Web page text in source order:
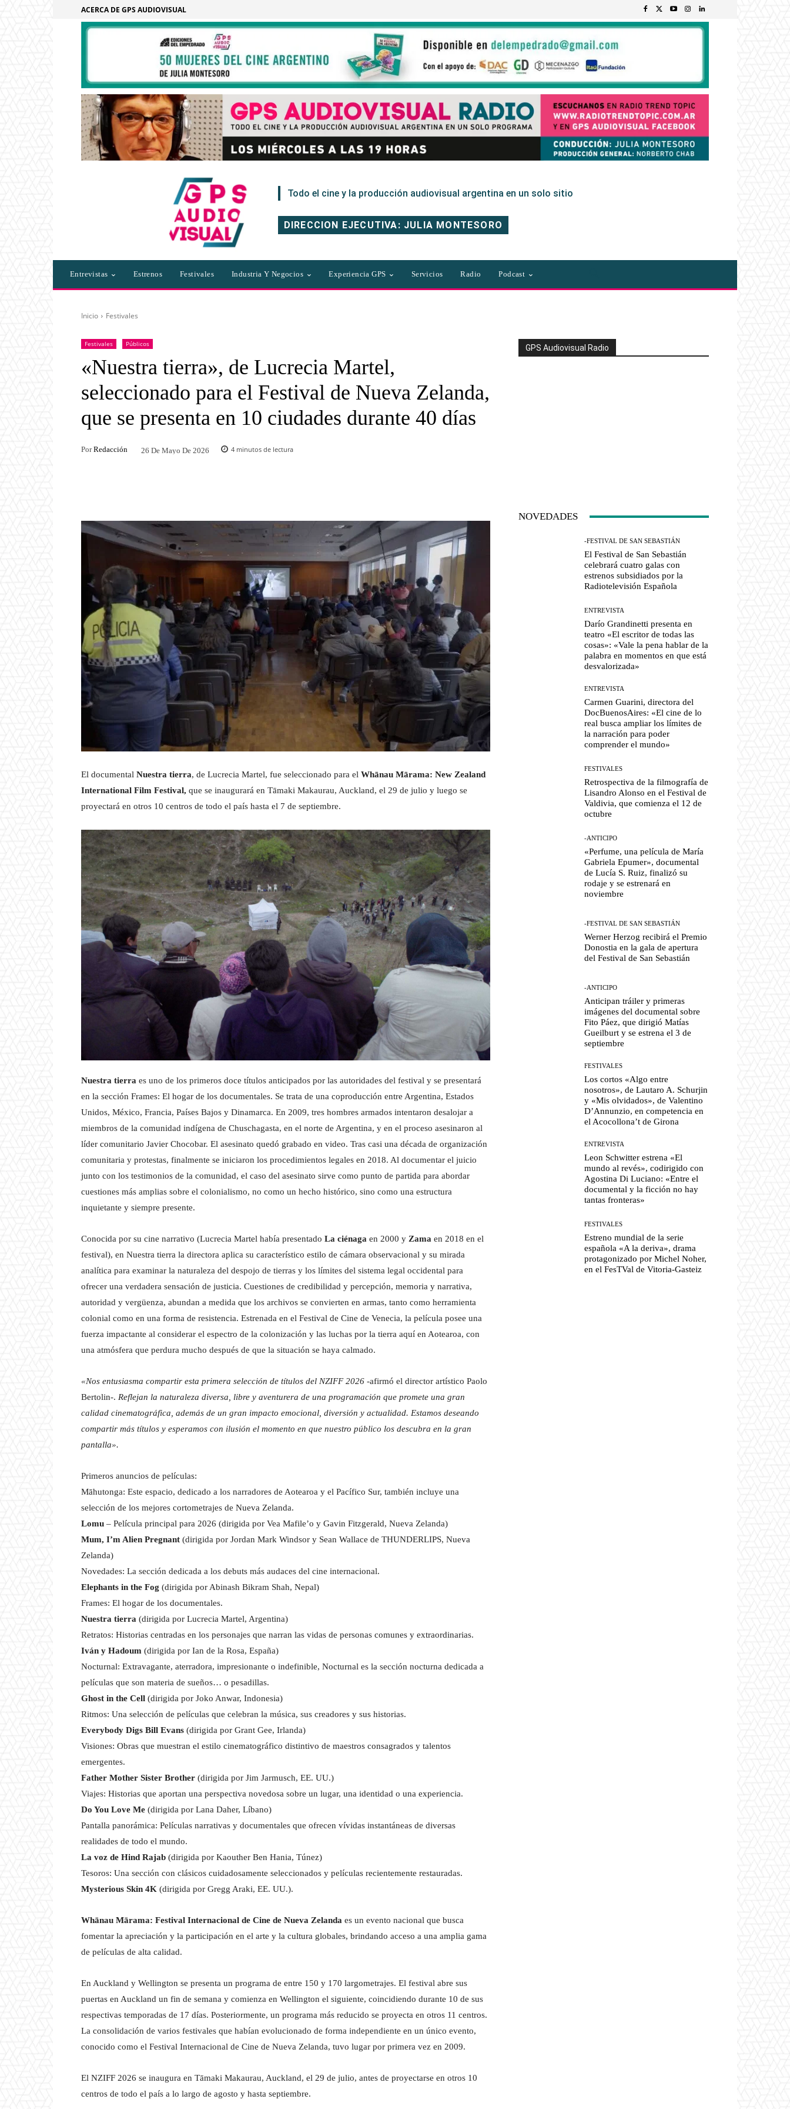
ACERCA DE GPS AUDIOVISUAL
Todo el cine y la producción audiovisual argentina en un solo sitio
DIRECCION EJECUTIVA: JULIA MONTESORO
Entrevistas Estrenos Festivales Industria Y Negocios Experiencia GPS Servicios Radio Podcast
Inicio Festivales
Festivales Públicos
«Nuestra tierra», de Lucrecia Martel,
seleccionado para el Festival de Nueva Zelanda,
que se presenta en 10 ciudades durante 40 días
Por Redacción 26 De Mayo De 2026 4 minutos de lectura
El documental Nuestra tierra, de Lucrecia Martel, fue seleccionado para el Whānau Mārama: New Zealand
International Film Festival, que se inaugurará en Tāmaki Makaurau, Auckland, el 29 de julio y luego se
proyectará en otros 10 centros de todo el país hasta el 7 de septiembre.
Nuestra tierra es uno de los primeros doce títulos anticipados por las autoridades del festival y se presentará
en la sección Frames: El hogar de los documentales. Se trata de una coproducción entre Argentina, Estados
Unidos, México, Francia, Países Bajos y Dinamarca. En 2009, tres hombres armados intentaron desalojar a
miembros de la comunidad indígena de Chuschagasta, en el norte de Argentina, y en el proceso asesinaron al
líder comunitario Javier Chocobar. El asesinato quedó grabado en video. Tras casi una década de organización
comunitaria y protestas, finalmente se iniciaron los procedimientos legales en 2018. Al documentar el juicio
junto con los testimonios de la comunidad, el caso del asesinato sirve como punto de partida para abordar
cuestiones más amplias sobre el colonialismo, no como un hecho histórico, sino como una estructura
inquietante y siempre presente.
Conocida por su cine narrativo (Lucrecia Martel había presentado La ciénaga en 2000 y Zama en 2018 en el
festival), en Nuestra tierra la directora aplica su característico estilo de cámara observacional y su mirada
analítica para examinar la naturaleza del despojo de tierras y los límites del sistema legal occidental para
ofrecer una verdadera sensación de justicia. Cuestiones de credibilidad y percepción, memoria y narrativa,
autoridad y vergüenza, abundan a medida que los archivos se convierten en armas, tanto como herramienta
colonial como en una forma de resistencia. Estrenada en el Festival de Cine de Venecia, la película posee una
fuerza impactante al considerar el espectro de la colonización y las luchas por la tierra aquí en Aotearoa, con
una atmósfera que perdura mucho después de que la situación se haya calmado.
«Nos entusiasma compartir esta primera selección de títulos del NZIFF 2026 -afirmó el director artístico Paolo
Bertolin-. Reflejan la naturaleza diversa, libre y aventurera de una programación que promete una gran
calidad cinematográfica, además de un gran impacto emocional, diversión y actualidad. Estamos deseando
compartir más títulos y esperamos con ilusión el momento en que nuestro público los descubra en la gran
pantalla».
Primeros anuncios de películas:
Māhutonga: Este espacio, dedicado a los narradores de Aotearoa y el Pacífico Sur, también incluye una
selección de los mejores cortometrajes de Nueva Zelanda.
Lomu – Película principal para 2026 (dirigida por Vea Mafile’o y Gavin Fitzgerald, Nueva Zelanda)
Mum, I’m Alien Pregnant (dirigida por Jordan Mark Windsor y Sean Wallace de THUNDERLIPS, Nueva
Zelanda)
Novedades: La sección dedicada a los debuts más audaces del cine internacional.
Elephants in the Fog (dirigida por Abinash Bikram Shah, Nepal)
Frames: El hogar de los documentales.
Nuestra tierra (dirigida por Lucrecia Martel, Argentina)
Retratos: Historias centradas en los personajes que narran las vidas de personas comunes y extraordinarias.
Iván y Hadoum (dirigida por Ian de la Rosa, España)
Nocturnal: Extravagante, aterradora, impresionante o indefinible, Nocturnal es la sección nocturna dedicada a
películas que son materia de sueños… o pesadillas.
Ghost in the Cell (dirigida por Joko Anwar, Indonesia)
Ritmos: Una selección de películas que celebran la música, sus creadores y sus historias.
Everybody Digs Bill Evans (dirigida por Grant Gee, Irlanda)
Visiones: Obras que muestran el estilo cinematográfico distintivo de maestros consagrados y talentos
emergentes.
Father Mother Sister Brother (dirigida por Jim Jarmusch, EE. UU.)
Viajes: Historias que aportan una perspectiva novedosa sobre un lugar, una identidad o una experiencia.
Do You Love Me (dirigida por Lana Daher, Líbano)
Pantalla panorámica: Películas narrativas y documentales que ofrecen vívidas instantáneas de diversas
realidades de todo el mundo.
La voz de Hind Rajab (dirigida por Kaouther Ben Hania, Túnez)
Tesoros: Una sección con clásicos cuidadosamente seleccionados y películas recientemente restauradas.
Mysterious Skin 4K (dirigida por Gregg Araki, EE. UU.).
Whānau Mārama: Festival Internacional de Cine de Nueva Zelanda es un evento nacional que busca
fomentar la apreciación y la participación en el arte y la cultura globales, brindando acceso a una amplia gama
de películas de alta calidad.
En Auckland y Wellington se presenta un programa de entre 150 y 170 largometrajes. El festival abre sus
puertas en Auckland un fin de semana y comienza en Wellington el siguiente, coincidiendo durante 10 de sus
respectivas temporadas de 17 días. Posteriormente, un programa más reducido se proyecta en otros 11 centros.
La consolidación de varios festivales que habían evolucionado de forma independiente en un único evento,
conocido como el Festival Internacional de Cine de Nueva Zelanda, tuvo lugar por primera vez en 2009.
El NZIFF 2026 se inaugura en Tāmaki Makaurau, Auckland, el 29 de julio, antes de proyectarse en otros 10
centros de todo el país a lo largo de agosto y hasta septiembre.
GPS Audiovisual Radio
NOVEDADES
-FESTIVAL DE SAN SEBASTIÁN
El Festival de San Sebastián
celebrará cuatro galas con
estrenos subsidiados por la
Radiotelevisión Española
ENTREVISTA
Darío Grandinetti presenta en
teatro «El escritor de todas las
cosas»: «Vale la pena hablar de la
palabra en momentos en que está
desvalorizada»
ENTREVISTA
Carmen Guarini, directora del
DocBuenosAires: «El cine de lo
real busca ampliar los límites de
la narración para poder
comprender el mundo»
FESTIVALES
Retrospectiva de la filmografía de
Lisandro Alonso en el Festival de
Valdivia, que comienza el 12 de
octubre
-ANTICIPO
«Perfume, una película de María
Gabriela Epumer», documental
de Lucía S. Ruiz, finalizó su
rodaje y se estrenará en
noviembre
-FESTIVAL DE SAN SEBASTIÁN
Werner Herzog recibirá el Premio
Donostia en la gala de apertura
del Festival de San Sebastián
-ANTICIPO
Anticipan tráiler y primeras
imágenes del documental sobre
Fito Páez, que dirigió Matías
Gueilburt y se estrena el 3 de
septiembre
FESTIVALES
Los cortos «Algo entre
nosotros», de Lautaro A. Schurjin
y «Mis olvidados», de Valentino
D’Annunzio, en competencia en
el Acocollona’t de Girona
ENTREVISTA
Leon Schwitter estrena «El
mundo al revés», codirigido con
Agostina Di Luciano: «Entre el
documental y la ficción no hay
tantas fronteras»
FESTIVALES
Estreno mundial de la serie
española «A la deriva», drama
protagonizado por Michel Noher,
en el FesTVal de Vitoria-Gasteiz